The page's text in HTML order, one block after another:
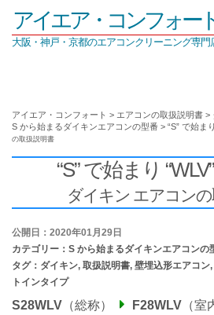
アイエア・コンフォー
大阪・神戸・京都のエアコンクリーニング専門
アイエア・コンフォート > エアコンの取扱説明書 >
S から始まるダイキンエアコンの型番 > “S” で始ま
の取扱説明書
“S” で始まり
ダイキン エアコン
公開日：2020年01月29日
カテゴリー： S から始まるダイキンエアコンの
タグ： ダイキン, 取扱説明書, 壁埋込形エアコン,
トインタイプ
S28WLV （総称） F28WLV （室